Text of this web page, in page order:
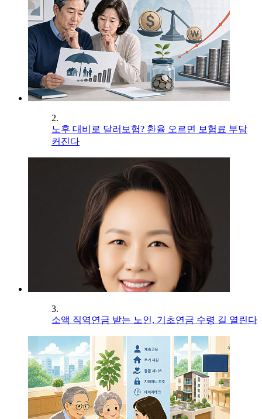
2.
노후 대비로 달러보험? 환율 오르면 보험료 부담
커진다
3.
소액 직역연금 받는 노인, 기초연금 수령 길 열린다